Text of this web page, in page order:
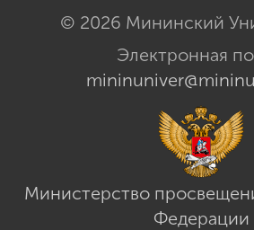
© 2026 Мининский
Электронная
Министерство
Федерации